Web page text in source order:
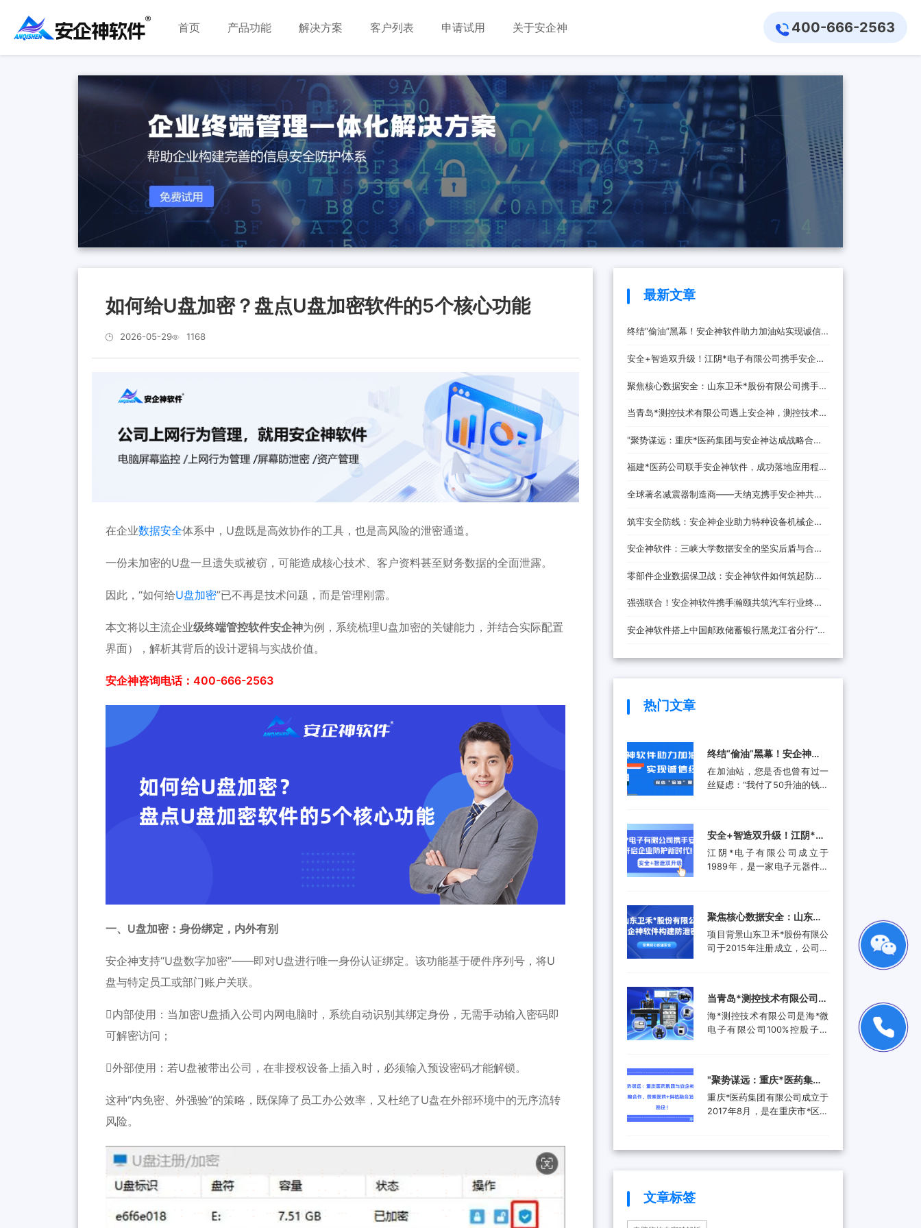
首页 产品功能 解决方案 客户列表 申请试用 关于安企神 400-666-2563
如何给U盘加密？盘点U盘加密软件的5个核心功能
2026-05-29 1168
在企业数据安全体系中，U盘既是高效协作的工具，也是高风险的泄密通道。
一份未加密的U盘一旦遗失或被窃，可能造成核心技术、客户资料甚至财务数据的全面泄露。
因此，“如何给U盘加密”已不再是技术问题，而是管理刚需。
本文将以主流企业级终端管控软件安企神为例，系统梳理U盘加密的关键能力，并结合实际配置
界面），解析其背后的设计逻辑与实战价值。
安企神咨询电话：400-666-2563
一、U盘加密：身份绑定，内外有别
安企神支持“U盘数字加密”——即对U盘进行唯一身份认证绑定。该功能基于硬件序列号，将U
盘与特定员工或部门账户关联。
内部使用：当加密U盘插入公司内网电脑时，系统自动识别其绑定身份，无需手动输入密码即
可解密访问；
外部使用：若U盘被带出公司，在非授权设备上插入时，必须输入预设密码才能解锁。
这种“内免密、外强验”的策略，既保障了员工办公效率，又杜绝了U盘在外部环境中的无序流转
风险。
最新文章
终结“偷油”黑幕！安企神软件助力加油站实现诚信
经营，挽回消费者信任
安全+智造双升级！江阴*电子有限公司携手安企神
开启企业防护新时代！
聚焦核心数据安全：山东卫禾*股份有限公司携手安
企神软件构建防泄密屏障！
当青岛*测控技术有限公司遇上安企神，测控技术数
据安全将迎来哪些新变化？
‌"聚势谋远：重庆*医药集团与安企神达成战略合
作，探索医药+科技融合发展新路径！
福建*医药公司联手安企神软件，成功落地应用程
序、网站黑名单设置与USB管控方案！
全球著名减震器制造商——天纳克携手安企神共筑
安全制造新防线
筑牢安全防线：安企神企业助力特种设备机械企业
数据防泄密解决方案
安企神软件：三峡大学数据安全的坚实后盾与合作
伙伴
零部件企业数据保卫战：安企神软件如何筑起防泄
密铜墙铁壁
强强联合！安企神软件携手瀚颐共筑汽车行业终端
安全防线
安企神软件搭上中国邮政储蓄银行黑龙江省分行“快
车”，将带来哪些改变？
热门文章
终结“偷油”黑幕！安企神软
件助力加油站实现诚信经
营，挽回消费者信任
在加油站，您是否也曾有过一
丝疑虑：“我付了50升油的钱，
件等高科技手段偷油偷税的行
为屡被曝光，不仅让消费者蒙
受经济损失，更严重侵蚀了行
工作人员就选择引入了安企...
安全+智造双升级！江阴*电
子有限公司携手安企神开启
企业防护新时代！
江阴*电子有限公司成立于
1989年，是一家电子元器件集
品。还进入了汽车电子行业、
航空航天行业、工业控制行
业、医疗器械行业和消费电子
增加，现已成功转型为一家提
供完整解...
聚焦核心数据安全：山东卫
禾*股份有限公司携手安企神
软件构建防泄密屏障！
项目背景山东卫禾*股份有限公
司于2015年注册成立，公司拥
备。运用UGNX7.5、
MASTA5.4等研发软件进行研
发，具有强大的技术研发能
设，打造创新型企业...
当青岛*测控技术有限公司遇
上安企神，测控技术数据安
全将迎来哪些新变化？
海*测控技术有限公司是海*微
电子有限公司100%控股子公
集成电路可靠性验证及测试分
析领域打造国内一流集成电路
检测、分析、设计开发及技术
和高端设备集成电路可靠性验
‌"聚势谋远：重庆*医药集团
与安企神达成战略合作，探
索医药+科技融合发展新路
重庆*医药集团有限公司成立于
2017年8月，是在重庆市*区医
业。是重庆*经济技术开发（集
文章标签